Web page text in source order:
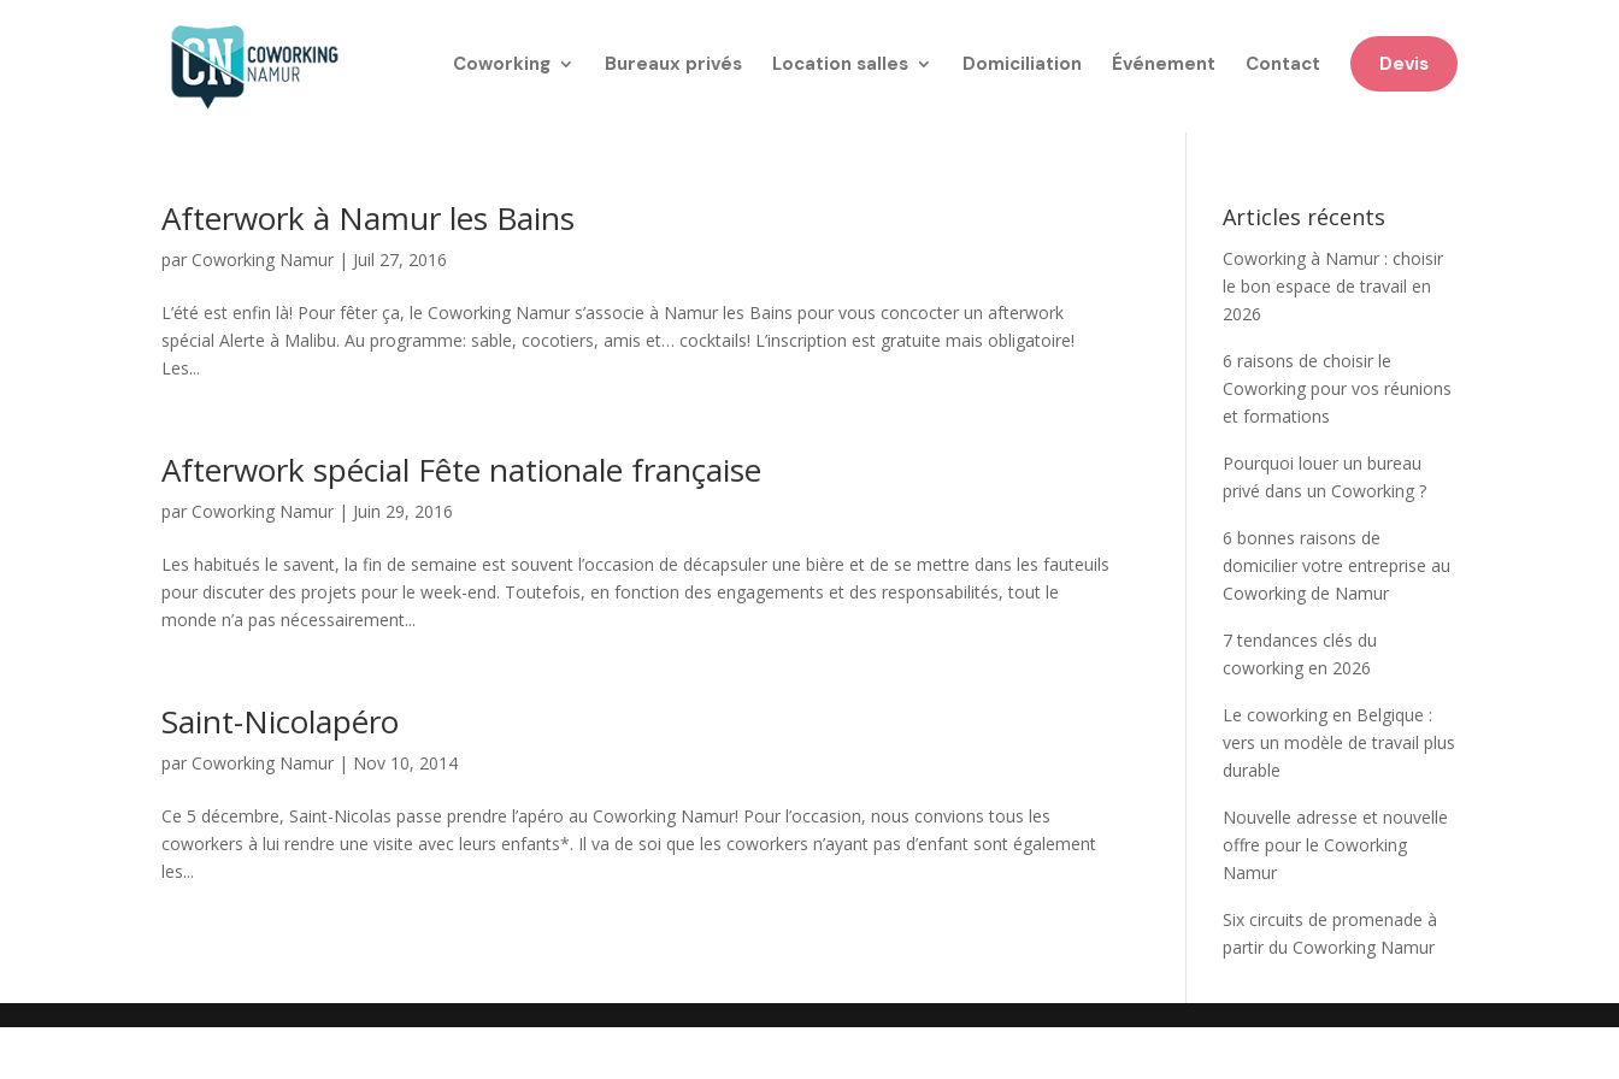
Coworking Bureaux privés Location salles Domiciliation Événement Contact Devis
Afterwork à Namur les Bains
par Coworking Namur | Juil 27, 2016
L’été est enfin là! Pour fêter ça, le Coworking Namur s’associe à Namur les Bains pour vous concocter un afterwork
spécial Alerte à Malibu. Au programme: sable, cocotiers, amis et… cocktails! L’inscription est gratuite mais obligatoire!
Les...
Afterwork spécial Fête nationale française
par Coworking Namur | Juin 29, 2016
Les habitués le savent, la fin de semaine est souvent l’occasion de décapsuler une bière et de se mettre dans les fauteuils
pour discuter des projets pour le week-end. Toutefois, en fonction des engagements et des responsabilités, tout le
monde n’a pas nécessairement...
Saint-Nicolapéro
par Coworking Namur | Nov 10, 2014
Ce 5 décembre, Saint-Nicolas passe prendre l’apéro au Coworking Namur! Pour l’occasion, nous convions tous les
coworkers à lui rendre une visite avec leurs enfants*. Il va de soi que les coworkers n’ayant pas d’enfant sont également
les...
Articles récents
Coworking à Namur : choisir
le bon espace de travail en
2026
6 raisons de choisir le
Coworking pour vos réunions
et formations
Pourquoi louer un bureau
privé dans un Coworking ?
6 bonnes raisons de
domicilier votre entreprise au
Coworking de Namur
7 tendances clés du
coworking en 2026
Le coworking en Belgique :
vers un modèle de travail plus
durable
Nouvelle adresse et nouvelle
offre pour le Coworking
Namur
Six circuits de promenade à
partir du Coworking Namur